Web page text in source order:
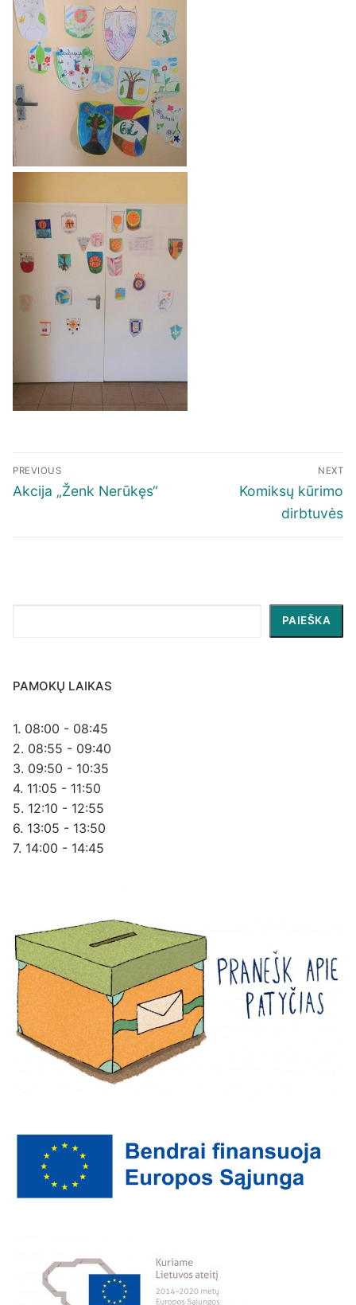
Navigacija
tarp
PREVIOUS
Previous
Akcija „Ženk Nerūkęs“
NEXT
Next
Komiksų kūrimo
dirbtuvės
PAIEŠKA
PAMOKŲ LAIKAS
1. 08:00 - 08:45
2. 08:55 - 09:40
3. 09:50 - 10:35
4. 11:05 - 11:50
5. 12:10 - 12:55
6. 13:05 - 13:50
7. 14:00 - 14:45